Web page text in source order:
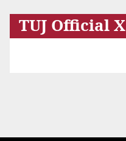
TUJ Official X